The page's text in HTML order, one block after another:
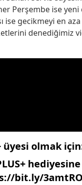
Perşembe ise
ise gecikmeyi en
denediğimiz
üyesi olmak
bit.ly/